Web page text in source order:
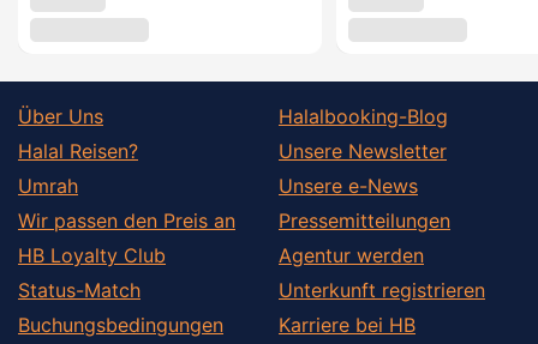
Über Uns
Halal Reisen?
Umrah
Wir passen den Preis an
HB Loyalty Club
Status-Match
Buchungsbedingungen
Halalbooking-Blog
Unsere Newsletter
Unsere e-News
Pressemitteilungen
Agentur werden
Unterkunft registrieren
Karriere bei HB